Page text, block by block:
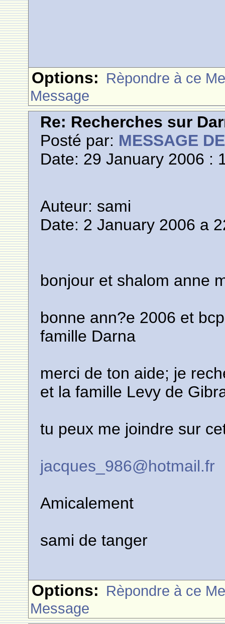
Options: Rèpondre à ce
Message
Re: Recherches sur
Posté par: MESSAGE
Date: 29 January 2006 :
Auteur: sami
Date: 2 January 2006 a
bonjour et shalom anne
bonne ann?e 2006 et
famille Darna
merci de ton aide; je
et la famille Levy de
tu peux me joindre sur
jacques_986@hotmail.fr
Amicalement
sami de tanger
Options: Rèpondre à ce
Message